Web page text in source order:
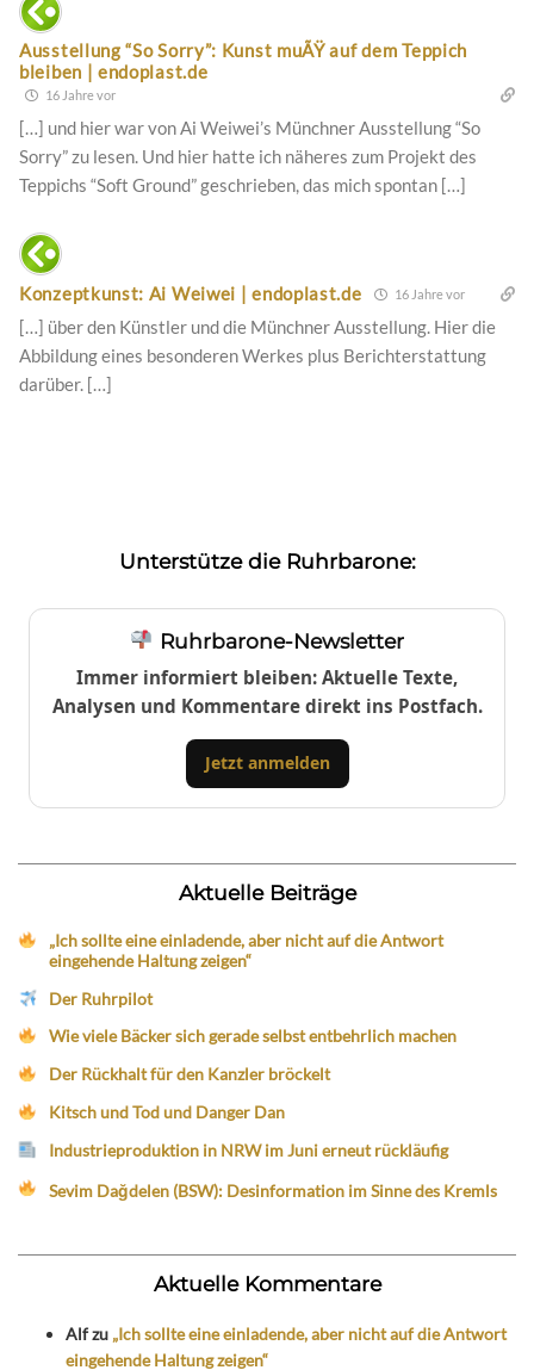
Ausstellung “So Sorry”: Kunst muÃŸ auf dem Teppich
bleiben | endoplast.de
16 Jahre vor
[…] und hier war von Ai Weiwei’s Münchner Ausstellung “So
Sorry” zu lesen. Und hier hatte ich näheres zum Projekt des
Teppichs “Soft Ground” geschrieben, das mich spontan […]
Konzeptkunst: Ai Weiwei | endoplast.de 16 Jahre vor
[…] über den Künstler und die Münchner Ausstellung. Hier die
Abbildung eines besonderen Werkes plus Berichterstattung
darüber. […]
Unterstütze die Ruhrbarone:
Ruhrbarone-Newsletter
Immer informiert bleiben: Aktuelle Texte,
Analysen und Kommentare direkt ins Postfach.
Jetzt anmelden
Aktuelle Beiträge
„Ich sollte eine einladende, aber nicht auf die Antwort
eingehende Haltung zeigen“
Der Ruhrpilot
Wie viele Bäcker sich gerade selbst entbehrlich machen
Der Rückhalt für den Kanzler bröckelt
Kitsch und Tod und Danger Dan
Industrieproduktion in NRW im Juni erneut rückläufig
Sevim Dağdelen (BSW): Desinformation im Sinne des Kremls
Aktuelle Kommentare
Alfzu „Ich sollte eine einladende, aber nicht auf die Antwort
eingehende Haltung zeigen“